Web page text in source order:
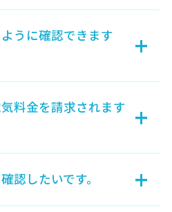
うに確認できます
+
料金を請求されます +
認したいです。 +